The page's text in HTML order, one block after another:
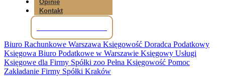
Opinie
Kontakt
Biuro Rachunkowe Warszawa Księgowość Doradca Podatkowy
Księgowa Biuro Podatkowe w Warszawie Księgowy Usługi
Księgowe dla Firmy Spółki zoo Pełna Księgowość Pomoc
Zakładanie Firmy Spółki Kraków